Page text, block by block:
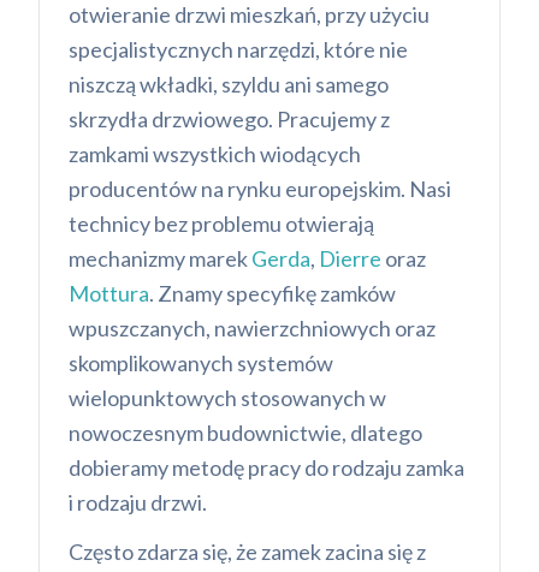
otwieranie drzwi mieszkań, przy użyciu
specjalistycznych narzędzi, które nie
niszczą wkładki, szyldu ani samego
skrzydła drzwiowego. Pracujemy z
zamkami wszystkich wiodących
producentów na rynku europejskim. Nasi
technicy bez problemu otwierają
mechanizmy marekGerda, Dierre oraz
Mottura. Znamy specyfikę zamków
wpuszczanych, nawierzchniowych oraz
skomplikowanych systemów
wielopunktowych stosowanych w
nowoczesnym budownictwie, dlatego
dobieramy metodę pracy do rodzaju zamka
i rodzaju drzwi.
Często zdarza się, że zamek zacina się z